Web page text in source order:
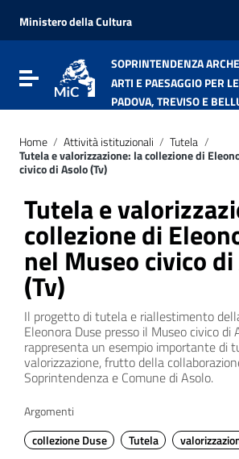
Vai al menu di navigazione
Vai al footer
Ministero della Cultura
Attiva / disattiva la navigazione
SOPRINTENDENZA
ARTI E PAESAGGIO PER
PADOVA, TREVISO E
Home / Attività istituzionali / Tutela /
Tutela e valorizzazione: la collezione di
civico di Asolo (Tv)
Tutela e
collezione di
nel Museo civico
(Tv)
Il progetto di tutela e riallestimento
Eleonora Duse presso il Museo civico di
rappresenta un esempio importante di
valorizzazione, frutto della
Soprintendenza e Comune di Asolo.
Argomenti
collezione Duse
Tutela